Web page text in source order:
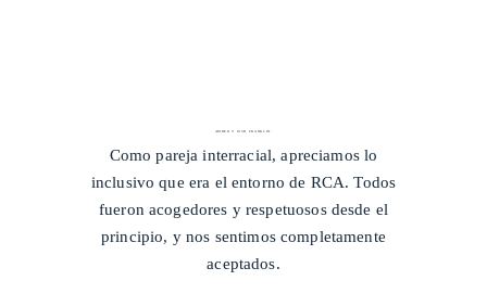
AMBER Y JOSH FRANKLIN
Como pareja interracial, apreciamos lo
inclusivo que era el entorno de RCA. Todos
fueron acogedores y respetuosos desde el
principio, y nos sentimos completamente
aceptados.